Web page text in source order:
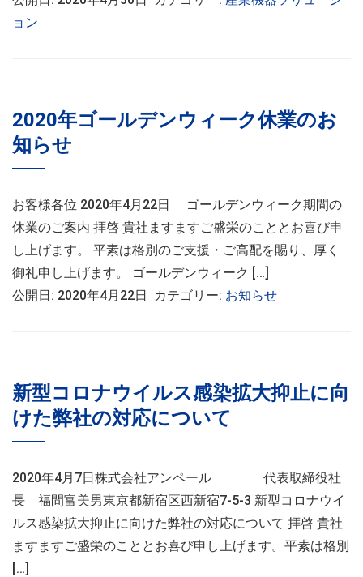
ョン
2020年ゴールデンウィーク休業のお
知らせ
お客様各位 2020年4月22日 ゴールデンウィーク期間の
休業のご案内 拝啓 貴社ますますご盛栄のこととお喜び申
し上げます。 平素は格別のご支援・ご高配を賜り、厚く
御礼申し上げます。 ゴールデンウィーク […]
公開日: 2020年4月22日 カテゴリー: お知らせ
新型コロナウイルス感染拡大抑止に向
けた弊社の対応について
2020年4月7日株式会社アンペール 代表取締役社
長 福間富美男東京都新宿区西新宿7-5-3 新型コロナウイ
ルス感染拡大抑止に向けた弊社の対応について 拝啓 貴社
ますますご盛栄のこととお喜び申し上げます。平素は格別
[…]